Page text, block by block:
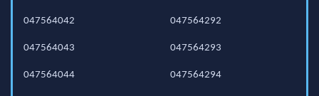
047564042
047564043
047564044
047564292
047564293
047564294